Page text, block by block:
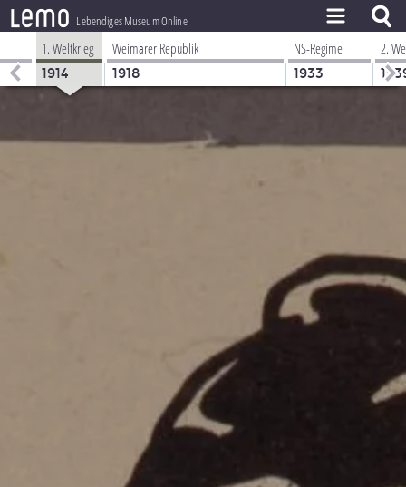
lemo Lebendiges Museum Online
ZEITSTRAHL
THEMEN
1. Weltkrieg
1914
Weimarer Republik
1918
NS-Regime
1933
2.